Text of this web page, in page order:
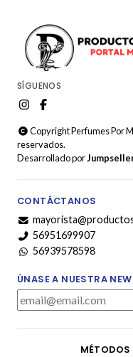
SÍGUENOS
Copyright Perfumes Por
reservados.
Desarrollado por
CONTÁCTANOS
56951699907
56939578598
ÚNASE A NUESTRA
MÉTODOS